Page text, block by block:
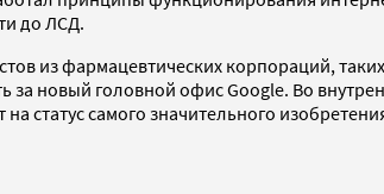
до ЛСД.
из фармацевтических корпораций,
новый головной офис Google. Во
самого значительного